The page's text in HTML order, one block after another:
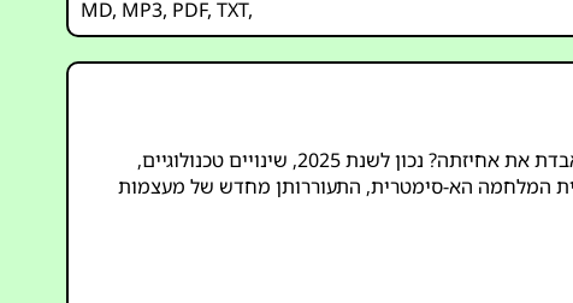
MD, MP3, PDF,TXT,
לחישות על אימפריה דועכת מהדהדות ברחבי העולם – האם ארצות הברית, שהייתה פעם ענקית הכוח הבלתי מעורערת, מאבדת את אחיזתה? נכון לשנת 2025, שינויים טכנולוגיים,
המלחמה הא-סימטרית, התעוררותן מחדש של מעצמות